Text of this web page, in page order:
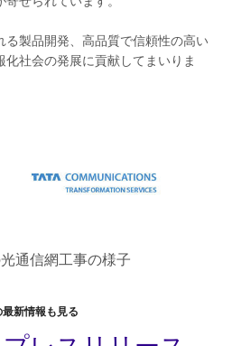
製品開発、高品質で信頼性の高い
社会の発展に貢献してまいりま
通信網工事の様子
新情報も見る